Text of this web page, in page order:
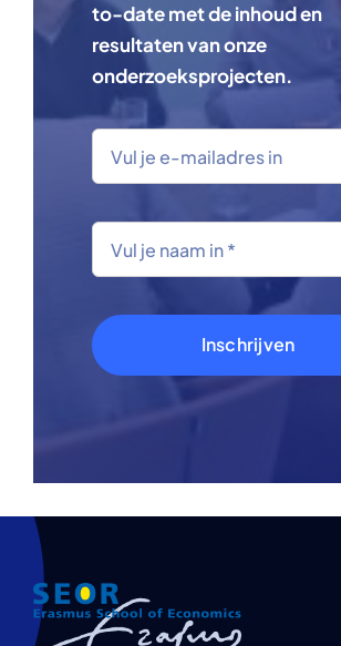
to-date met de inhoud en
resultaten van onze
onderzoeksprojecten.
Inschrijven